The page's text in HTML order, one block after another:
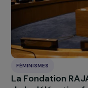
8 mars 2026 :
et la